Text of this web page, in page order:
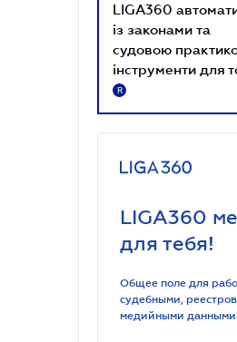
LIGA360
із законами та
судовою
інструменти для
R
LIGA360
для тебя!
Общее поле для
судебными,
медийными